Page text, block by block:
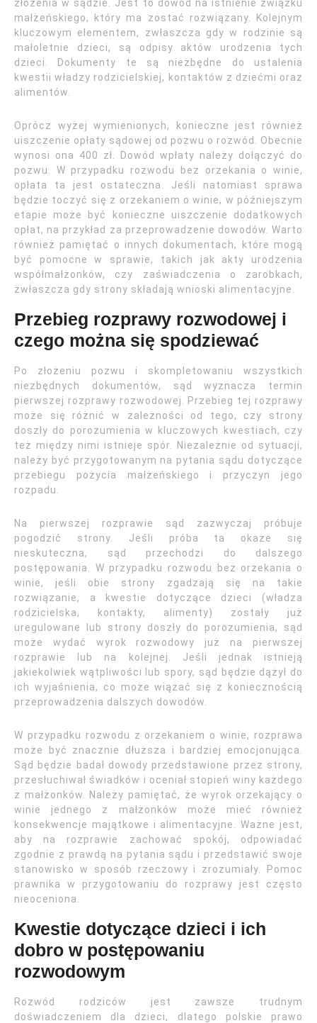
złożenia w sądzie. Jest to dowód na istnienie związku
małżeńskiego, który ma zostać rozwiązany. Kolejnym
kluczowym elementem, zwłaszcza gdy w rodzinie są
małoletnie dzieci, są odpisy aktów urodzenia tych
dzieci. Dokumenty te są niezbędne do ustalenia
kwestii władzy rodzicielskiej, kontaktów z dziećmi oraz
alimentów.
Oprócz wyżej wymienionych, konieczne jest również
uiszczenie opłaty sądowej od pozwu o rozwód. Obecnie
wynosi ona 400 zł. Dowód wpłaty należy dołączyć do
pozwu. W przypadku rozwodu bez orzekania o winie,
opłata ta jest ostateczna. Jeśli natomiast sprawa
będzie toczyć się z orzekaniem o winie, w późniejszym
etapie może być konieczne uiszczenie dodatkowych
opłat, na przykład za przeprowadzenie dowodów. Warto
również pamiętać o innych dokumentach, które mogą
być pomocne w sprawie, takich jak akty urodzenia
współmałżonków, czy zaświadczenia o zarobkach,
zwłaszcza gdy strony składają wnioski alimentacyjne.
Przebieg rozprawy rozwodowej i
czego można się spodziewać
Po złożeniu pozwu i skompletowaniu wszystkich
niezbędnych dokumentów, sąd wyznacza termin
pierwszej rozprawy rozwodowej. Przebieg tej rozprawy
może się różnić w zależności od tego, czy strony
doszły do porozumienia w kluczowych kwestiach, czy
też między nimi istnieje spór. Niezależnie od sytuacji,
należy być przygotowanym na pytania sądu dotyczące
przebiegu pożycia małżeńskiego i przyczyn jego
rozpadu.
Na pierwszej rozprawie sąd zazwyczaj próbuje
pogodzić strony. Jeśli próba ta okaże się
nieskuteczna, sąd przechodzi do dalszego
postępowania. W przypadku rozwodu bez orzekania o
winie, jeśli obie strony zgadzają się na takie
rozwiązanie, a kwestie dotyczące dzieci (władza
rodzicielska, kontakty, alimenty) zostały już
uregulowane lub strony doszły do porozumienia, sąd
może wydać wyrok rozwodowy już na pierwszej
rozprawie lub na kolejnej. Jeśli jednak istnieją
jakiekolwiek wątpliwości lub spory, sąd będzie dążył do
ich wyjaśnienia, co może wiązać się z koniecznością
przeprowadzenia dalszych dowodów.
W przypadku rozwodu z orzekaniem o winie, rozprawa
może być znacznie dłuższa i bardziej emocjonująca.
Sąd będzie badał dowody przedstawione przez strony,
przesłuchiwał świadków i oceniał stopień winy każdego
z małżonków. Należy pamiętać, że wyrok orzekający o
winie jednego z małżonków może mieć również
konsekwencje majątkowe i alimentacyjne. Ważne jest,
aby na rozprawie zachować spokój, odpowiadać
zgodnie z prawdą na pytania sądu i przedstawić swoje
stanowisko w sposób rzeczowy i zrozumiały. Pomoc
prawnika w przygotowaniu do rozprawy jest często
nieoceniona.
Kwestie dotyczące dzieci i ich
dobro w postępowaniu
rozwodowym
Rozwód rodziców jest zawsze trudnym
doświadczeniem dla dzieci, dlatego polskie prawo